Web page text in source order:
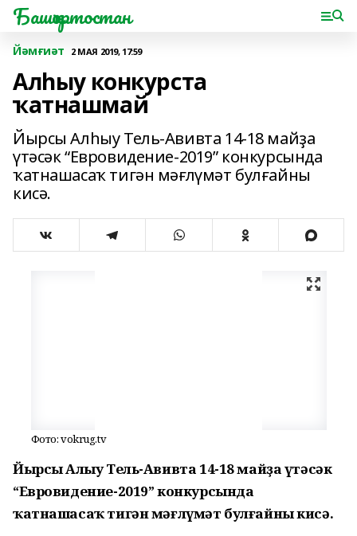
Башҡортостан
Йәмғиәт 2 МАЯ 2019, 17:59
Алһыу конкурста
ҡатнашмай
Йырсы Алһыу Тель-Авивта 14-18 майҙа
үтәсәк “Евровидение-2019” конкурсында
ҡатнашасаҡ тигән мәғлүмәт булғайны
кисә.
Фото: vokrug.tv
Йырсы Алһыу Тель-Авивта 14-18 майҙа үтәсәк
“Евровидение-2019” конкурсында
ҡатнашасаҡ тигән мәғлүмәт булғайны кисә.